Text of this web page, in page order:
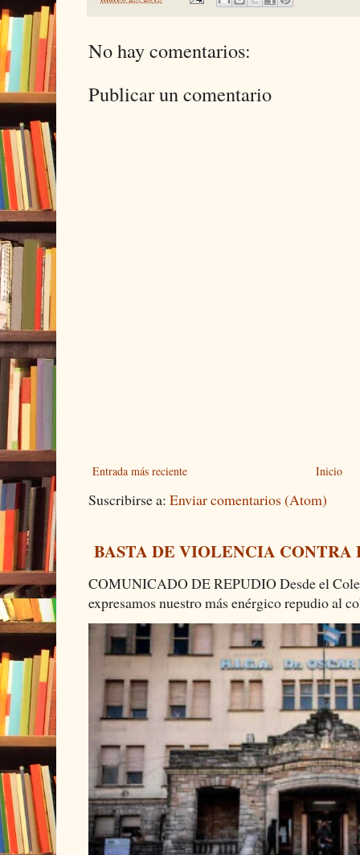
No hay comentarios:
Publicar un comentario
Entrada más reciente Inicio
Suscribirse a: Enviar comentarios (Atom)
BASTA DE VIOLENCIA
COMUNICADO DE REPUDIO Desde el
expresamos nuestro más enérgico repudio al